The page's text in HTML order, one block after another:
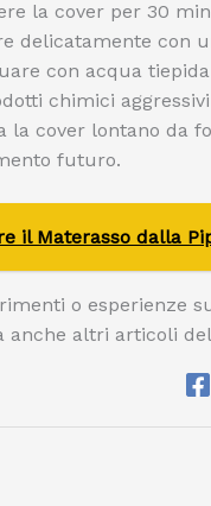
la cover per 30
delicatamente con
con acqua
chimici
la cover lontano da
futuro.
il Materasso dalla
o esperienze
anche altri articoli